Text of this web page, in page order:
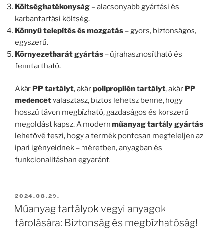
Költséghatékonyság – alacsonyabb gyártási és
karbantartási költség.
Könnyű telepítés és mozgatás – gyors, biztonságos,
egyszerű.
Környezetbarát gyártás – újrahasznosítható és
fenntartható.
Akár PP tartályt, akárpolipropilén tartályt, akár PP
medencétválasztasz, biztos lehetsz benne, hogy
hosszú távon megbízható, gazdaságos és korszerű
megoldást kapsz. A modern műanyag tartály gyártás
lehetővé teszi, hogy a termék pontosan megfeleljen az
ipari igényeidnek – méretben, anyagban és
funkcionalitásban egyaránt.
BEKÜLDVE:
2024.08.29.
Műanyag tartályok vegyi anyagok
tárolására: Biztonság és megbízhatóság!